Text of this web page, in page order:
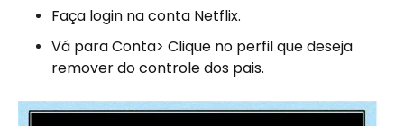
Faça login na conta Netflix.
Vá para Conta> Clique no perfil que deseja
remover do controle dos pais.